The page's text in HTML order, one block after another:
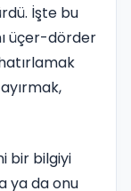
İşte bu
üçer-dörder
bir bilgiyi
ya da onu